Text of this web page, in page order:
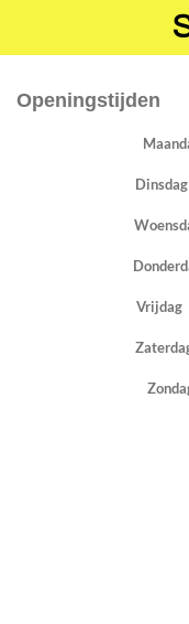
de
Openingstijden